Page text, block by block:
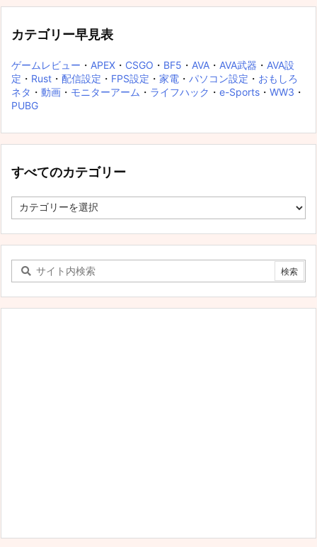
カテゴリー早見表
ゲームレビュー ・ APEX ・ CSGO ・ BF5 ・ AVA ・ AVA武器 ・ AVA設
定 ・ Rust ・ 配信設定 ・ FPS設定 ・ 家電 ・ パソコン設定 ・ おもしろ
ネタ ・ 動画 ・ モニターアーム ・ ライフハック ・ e-Sports ・ WW3 ・
PUBG
すべてのカテゴリー
べ
の
ゴ
リ
ー